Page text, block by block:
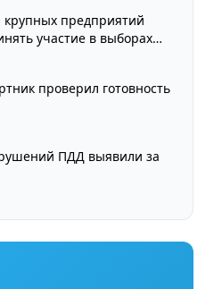
крупных предприятий
участие в выборах
проверил готовность
ПДД выявили за